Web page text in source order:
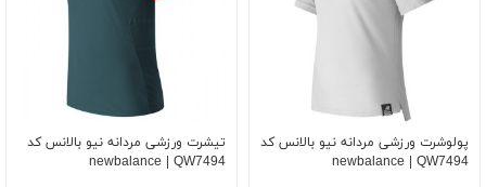
پولوشرت ورزشی مردانه نیو بالانس کد
newbalance | QW7494
تیشرت ورزشی مردانه نیو بالانس کد
newbalance | QW7494